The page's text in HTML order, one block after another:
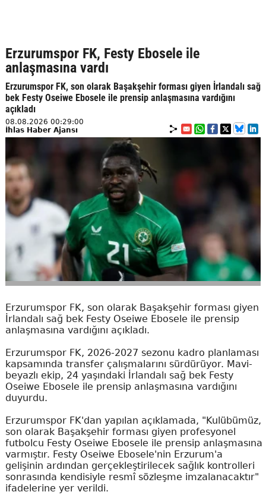
Erzurumspor FK, Festy Ebosele ile
anlaşmasına vardı
Erzurumspor FK, son olarak Başakşehir forması giyen İrlandalı sağ
bek Festy Oseiwe Ebosele ile prensip anlaşmasına vardığını
açıkladı
08.08.2026 00:29:00
İhlas Haber Ajansı
Erzurumspor FK, son olarak Başakşehir forması giyen
İrlandalı sağ bek Festy Oseiwe Ebosele ile prensip
anlaşmasına vardığını açıkladı.
Erzurumspor FK, 2026-2027 sezonu kadro planlaması
kapsamında transfer çalışmalarını sürdürüyor. Mavi-
beyazlı ekip, 24 yaşındaki İrlandalı sağ bek Festy
Oseiwe Ebosele ile prensip anlaşmasına vardığını
duyurdu.
Erzurumspor FK'dan yapılan açıklamada, "Kulübümüz,
son olarak Başakşehir forması giyen profesyonel
futbolcu Festy Oseiwe Ebosele ile prensip anlaşmasına
varmıştır. Festy Oseiwe Ebosele'nin Erzurum'a
gelişinin ardından gerçekleştirilecek sağlık kontrolleri
sonrasında kendisiyle resmî sözleşme imzalanacaktır"
ifadelerine yer verildi.